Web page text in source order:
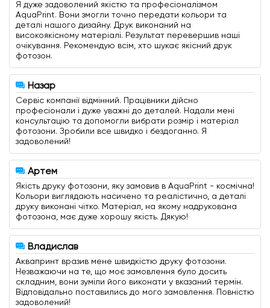
Я дуже задоволений якістю та професіоналізмом
AquaPrint. Вони змогли точно передати кольори та
деталі нашого дизайну. Друк виконаний на
високоякісному матеріалі. Результат перевершив наші
очікування. Рекомендую всім, хто шукає якісний друк
фотозон.
Назар
Сервіс компанії відмінний. Працівники дійсно
професіонали і дуже уважні до деталей. Надали мені
консультацію та допомогли вибрати розмір і матеріал
фотозони. Зробили все швидко і бездоганно. Я
задоволений!
Артем
Якість друку фотозони, яку замовив в AquaPrint - космічна!
Кольори виглядають насичено та реалістично, а деталі
друку виконані чітко. Матеріал, на якому надрукована
фотозона, має дуже хорошу якість. Дякую!
Владислав
Аквапринт вразив мене швидкістю друку фотозони.
Незважаючи на те, що моє замовлення було досить
складним, вони зуміли його виконати у вказаний термін.
Відповідально поставились до мого замовлення. Повністю
задоволений!